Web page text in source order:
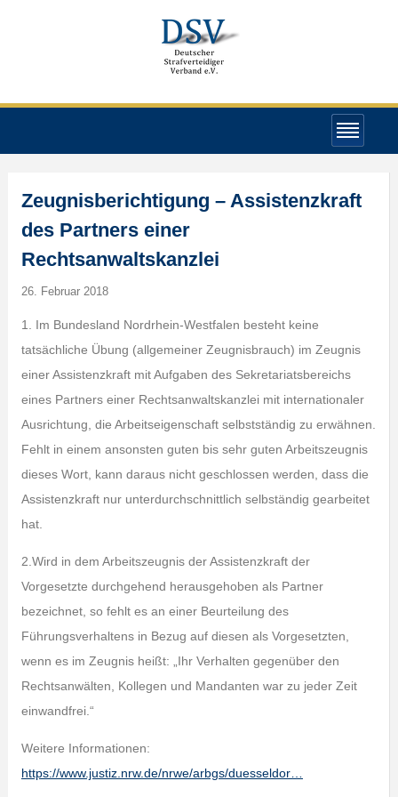
Zeugnisberichtigung – Assistenzkraft
des Partners einer
Rechtsanwaltskanzlei
26. Februar 2018
1. Im Bundesland Nordrhein-Westfalen besteht keine
tatsächliche Übung (allgemeiner Zeugnisbrauch) im Zeugnis
einer Assistenzkraft mit Aufgaben des Sekretariatsbereichs
eines Partners einer Rechtsanwaltskanzlei mit internationaler
Ausrichtung, die Arbeitseigenschaft selbstständig zu erwähnen.
Fehlt in einem ansonsten guten bis sehr guten Arbeitszeugnis
dieses Wort, kann daraus nicht geschlossen werden, dass die
Assistenzkraft nur unterdurchschnittlich selbständig gearbeitet
hat.
2.Wird in dem Arbeitszeugnis der Assistenzkraft der
Vorgesetzte durchgehend herausgehoben als Partner
bezeichnet, so fehlt es an einer Beurteilung des
Führungsverhaltens in Bezug auf diesen als Vorgesetzten,
wenn es im Zeugnis heißt: „Ihr Verhalten gegenüber den
Rechtsanwälten, Kollegen und Mandanten war zu jeder Zeit
einwandfrei.“
Weitere Informationen:
https://www.justiz.nrw.de/nrwe/arbgs/duesseldor…